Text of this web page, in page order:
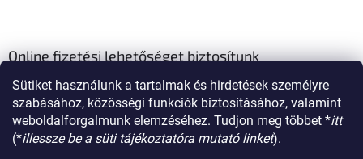
Sütiket használunk a tartalmak és hirdetések személyre
szabásához, közösségi funkciók biztosításához, valamint
weboldalforgalmunk elemzéséhez. Tudjon meg többet *itt
(*illessze be a süti tájékoztatóra mutató linket).
Online fizetési lehetőséget biztosítunk